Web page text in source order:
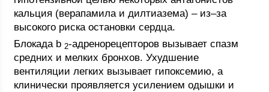
кальция (верапамила и дилтиазема) – из–за
высокого риска остановки сердца.
Блокада b 2-адренорецепторов вызывает спазм
средних и мелких бронхов. Ухудшение
вентиляции легких вызывает гипоксемию, а
клинически проявляется усилением одышки и